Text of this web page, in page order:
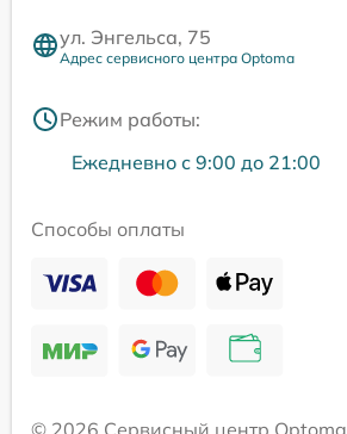
ул. Энгельса, 75
Адрес сервисного центра Optoma
Режим работы:
Ежедневно с 9:00 до 21:00
Способы оплаты
© 2026 Сервисный центр Optoma